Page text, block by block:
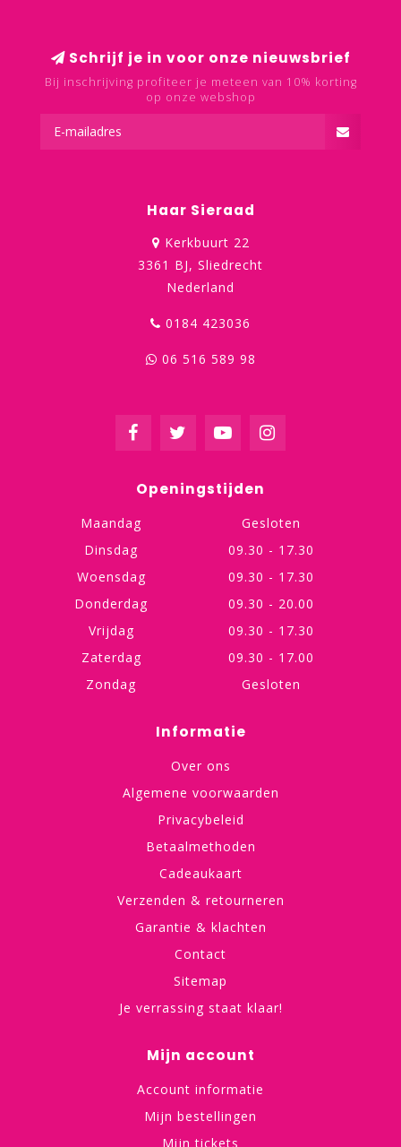
Schrijf je in voor onze nieuwsbrief
Bij inschrijving profiteer je meteen van 10% korting
op onze webshop
Haar Sieraad
Kerkbuurt 22
3361 BJ, Sliedrecht
Nederland
0184 423036
06 516 589 98
Openingstijden
Maandag
Gesloten
Dinsdag
09.30 - 17.30
Woensdag
09.30 - 17.30
Donderdag
09.30 - 20.00
Vrijdag
09.30 - 17.30
Zaterdag
09.30 - 17.00
Zondag
Gesloten
Informatie
Over ons
Algemene voorwaarden
Privacybeleid
Betaalmethoden
Cadeaukaart
Verzenden & retourneren
Garantie & klachten
Contact
Sitemap
Je verrassing staat klaar!
Mijn account
Account informatie
Mijn bestellingen
Mijn tickets